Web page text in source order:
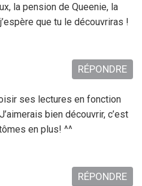
la pension de Queenie, la
que tu le découvriras !
ses lectures en fonction
bien découvrir, c’est
en plus! ^^
RÉPONDRE
RÉPONDRE